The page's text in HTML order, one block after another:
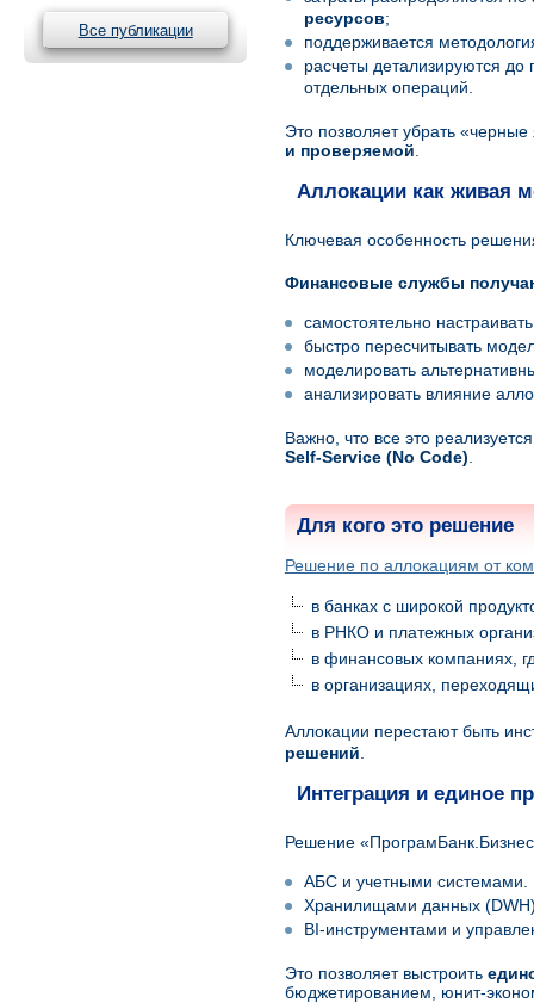
Все публикации
ресурсов;
поддерживается
расчеты детализируются
отдельных операций.
Это позволяет убрать
и проверяемой
Аллокации как живая
Ключевая особенность
Финансовые службы
самостоятельно
быстро пересчитывать
моделировать
анализировать влияние
Важно, что все это
Self-Service (No Code)
Для кого это решение
Решение по аллокациям от
в банках с широкой
в РНКО и платежных
в финансовых компаниях,
в организациях,
Аллокации перестают быть
решений
Интеграция и единое
Решение
АБС и учетными системами.
Хранилищами данных
BI-инструментами и
Это позволяет выстроить
бюджетированием, юнит-